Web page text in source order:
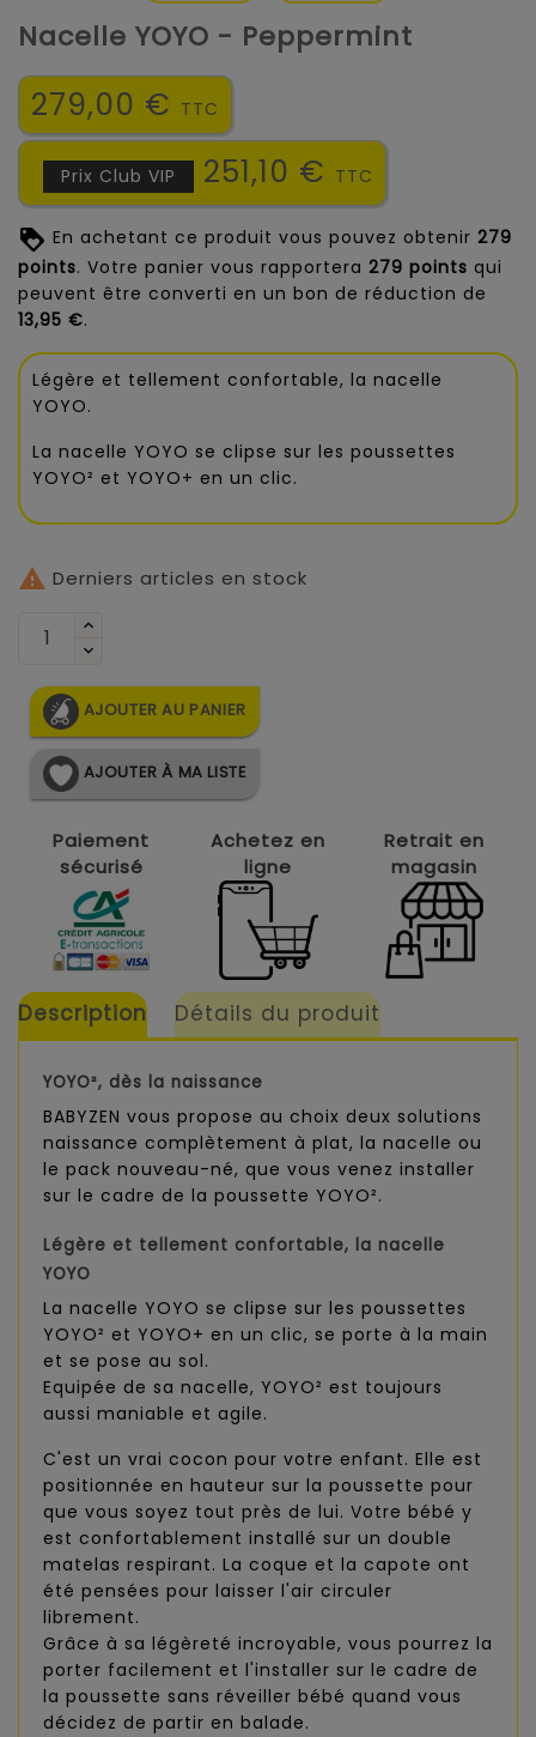
Nacelle YOYO - Peppermint
279,00 € TTC
Prix Club VIP 251,10 € TTC
En achetant ce produit vous pouvez obtenir 279
points. Votre panier vous rapportera 279 points qui
peuvent être converti en un bon de réduction de
13,95 €.
Légère et tellement confortable, la nacelle
YOYO.
La nacelle YOYO se clipse sur les poussettes
YOYO² et YOYO+ en un clic.
 Derniers articles en stock
AJOUTER AU PANIER
AJOUTER À MA LISTE
Paiement
sécurisé
Achetez en
ligne
Retrait en
magasin
Description Détails du produit
YOYO², dès la naissance
BABYZEN vous propose au choix deux solutions
naissance complètement à plat, la nacelle ou
le pack nouveau-né, que vous venez installer
sur le cadre de la poussette YOYO².
Légère et tellement confortable, la nacelle
YOYO
La nacelle YOYO se clipse sur les poussettes
YOYO² et YOYO+ en un clic, se porte à la main
et se pose au sol.
Equipée de sa nacelle, YOYO² est toujours
aussi maniable et agile.
C'est un vrai cocon pour votre enfant. Elle est
positionnée en hauteur sur la poussette pour
que vous soyez tout près de lui. Votre bébé y
est confortablement installé sur un double
matelas respirant. La coque et la capote ont
été pensées pour laisser l'air circuler
librement.
Grâce à sa légèreté incroyable, vous pourrez la
porter facilement et l'installer sur le cadre de
la poussette sans réveiller bébé quand vous
décidez de partir en balade.